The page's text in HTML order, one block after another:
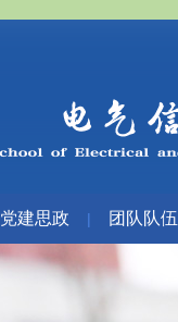
党建思政 | 团队队伍